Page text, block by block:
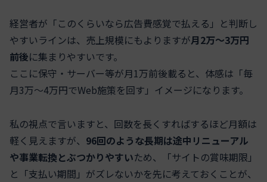
経営者が「このくらいなら広告費感覚で払える」と判断し
やすいラインは、売上規模にもよりますが月2万～3万円
前後に集まりやすいです。
ここに保守・サーバー等が月1万前後載ると、体感は「毎
月3万～4万円でWeb施策を回す」イメージになります。
私の視点で言いますと、回数を長くすればするほど月額は
軽く見えますが、 96回のような長期は途中リニューアル
や事業転換とぶつかりやすいため、「サイトの賞味期限」
と「支払い期間」がズレないかを先に考えておくことが、